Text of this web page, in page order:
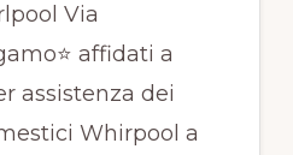
Via
affidati a
assistenza dei
Whirpool a